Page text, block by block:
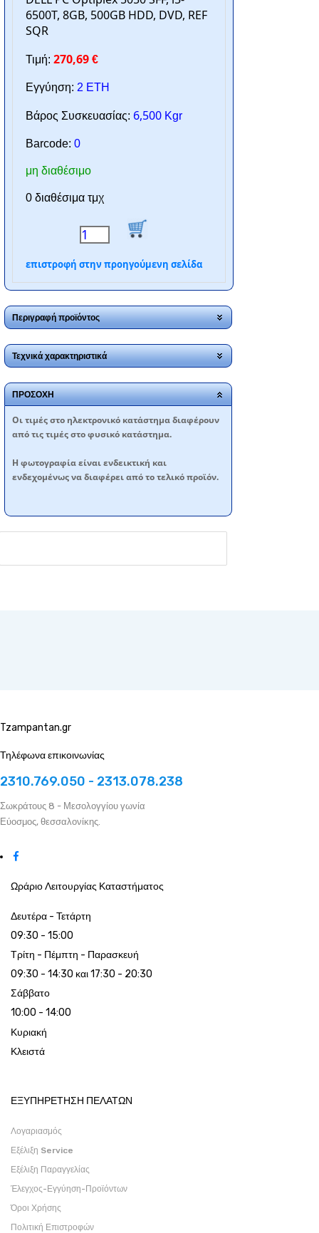
6500T, 8GB, 500GB HDD, DVD, REF
SQR
Τιμή: 270,69 €
Εγγύηση: 2 ΕΤΗ
Βάρος Συσκευασίας: 6,500 Kgr
Barcode: 0
μη διαθέσιμο
0 διαθέσιμα τμχ
επιστροφή στην προηγούμενη σελίδα
Περιγραφή προϊόντος
Τεχνικά χαρακτηριστικά
ΠΡΟΣΟΧΗ
Oι τιμές στο ηλεκτρονικό κατάστημα διαφέρουν
από τις τιμές στο φυσικό κατάστημα.
Η φωτογραφία είναι ενδεικτική και
ενδεχομένως να διαφέρει από το τελικό προϊόν.
Tzampantan.gr
Τηλέφωνα επικοινωνίας
2310.769.050 - 2313.078.238
Σωκράτους 8 - Μεσολογγίου γωνία
Εύοσμος, θεσσαλονίκης.
Ωράριο Λειτουργίας Καταστήματος
Δευτέρα - Τετάρτη
09:30 - 15:00
Τρίτη - Πέμπτη - Παρασκευή
09:30 - 14:30 και 17:30 - 20:30
Σάββατο
10:00 - 14:00
Κυριακή
Κλειστά
ΕΞΥΠΗΡΕΤΗΣΗ ΠΕΛΑΤΩΝ
Λογαριασμός
Εξέλιξη Service
Εξέλιξη Παραγγελίας
Έλεγχος-Εγγύηση-Προϊόντων
Όροι Χρήσης
Πολιτική Επιστροφών